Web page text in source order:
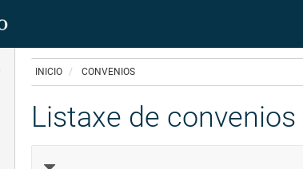
Secretaría
Uvigo
INICIO CONVENIOS
Listaxe de